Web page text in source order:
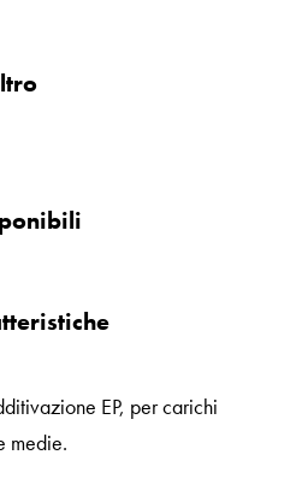
EP, per carichi
medie.